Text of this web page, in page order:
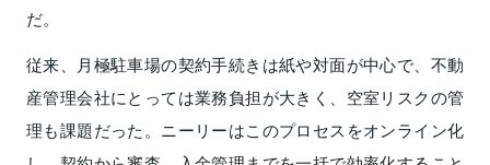
だ。
従来、月極駐車場の契約手続きは紙や対面が中心で、不動
産管理会社にとっては業務負担が大きく、空室リスクの管
理も課題だった。ニーリーはこのプロセスをオンライン化